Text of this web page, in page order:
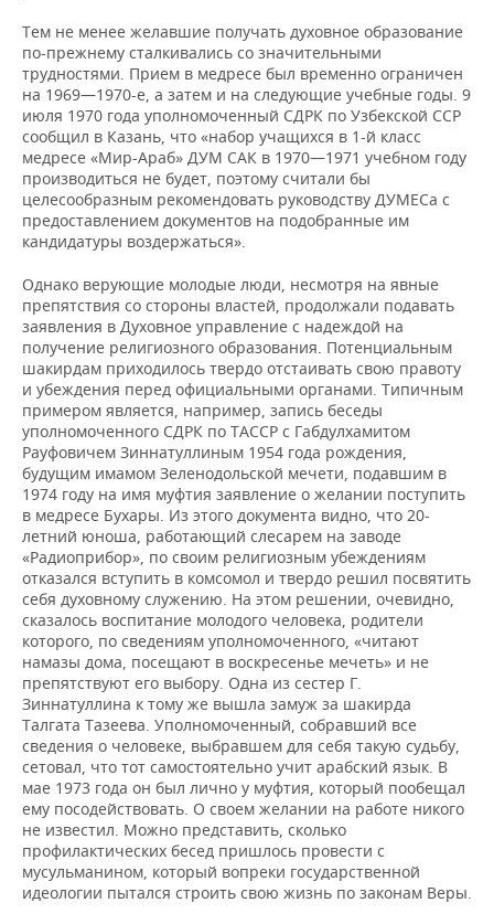
Тем не менее желавшие получать духовное образование
по-прежнему сталкивались со значительными
трудностями. Прием в медресе был временно ограничен
на 1969—1970-е, а затем и на следующие учебные годы. 9
июля 1970 года уполномоченный СДРК по Узбекской ССР
сообщил в Казань, что «набор учащихся в 1-й класс
медресе «Мир-Араб» ДУМ САК в 1970—1971 учебном году
производиться не будет, поэтому считали бы
целесообразным рекомендовать руководству ДУМЕСа с
предоставлением документов на подобранные им
кандидатуры воздержаться».
Однако верующие молодые люди, несмотря на явные
препятствия со стороны властей, продолжали подавать
заявления в Духовное управление с надеждой на
получение религиозного образования. Потенциальным
шакирдам приходилось твердо отстаивать свою правоту
и убеждения перед официальными органами. Типичным
примером является, например, запись беседы
уполномоченного СДРК по ТАССР с Габдулхамитом
Рауфовичем Зиннатуллиным 1954 года рождения,
будущим имамом Зеленодольской мечети, подавшим в
1974 году на имя муфтия заявление о желании поступить
в медресе Бухары. Из этого документа видно, что 20-
летний юноша, работающий слесарем на заводе
«Радиоприбор», по своим религиозным убеждениям
отказался вступить в комсомол и твердо решил посвятить
себя духовному служению. На этом решении, очевидно,
сказалось воспитание молодого человека, родители
которого, по сведениям уполномоченного, «читают
намазы дома, посещают в воскресенье мечеть» и не
препятствуют его выбору. Одна из сестер Г.
Зиннатуллина к тому же вышла замуж за шакирда
Талгата Тазеева. Уполномоченный, собравший все
сведения о человеке, выбравшем для себя такую судьбу,
сетовал, что тот самостоятельно учит арабский язык. В
мае 1973 года он был лично у муфтия, который пообещал
ему посодействовать. О своем желании на работе никого
не известил. Можно представить, сколько
профилактических бесед пришлось провести с
мусульманином, который вопреки государственной
идеологии пытался строить свою жизнь по законам Веры.